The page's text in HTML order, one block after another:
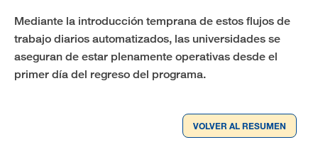
Mediante la introducción temprana de estos flujos de
trabajo diarios automatizados, las universidades se
aseguran de estar plenamente operativas desde el
primer día del regreso del programa.
VOLVER AL RESUMEN